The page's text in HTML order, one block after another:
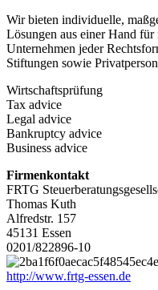
Wir bieten individuelle,
Lösungen aus einer Hand
Unternehmen jeder
Stiftungen sowie
Wirtschaftsprüfung
Tax advice
Legal advice
Bankruptcy advice
Business advice
Firmenkontakt
FRTG
Thomas Kuth
Alfredstr. 157
45131 Essen
0201/822896-10
http://www.frtg-essen.de